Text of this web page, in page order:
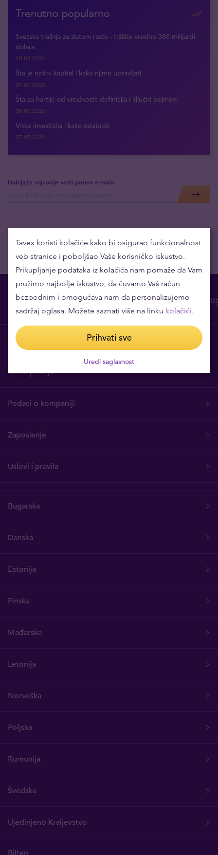
Trenutno popularno
Svetska tražnja za zlatom raste - tržište vredno 380 milijardi
dolara
10.08.2026
Šta je rizični kapital i kako njime upravljati
31.07.2026
Šta su hartije od vrednosti: definicija i ključni pojmovi
30.07.2026
Vrste investicija i kako odabrati
27.07.2026
Dobijajte najnovije vesti putem e-maila
O nama
Česta pitanja
Podaci o kompaniji
Zaposlenje
Uslovi i pravila
Bugarska
Danska
Estonija
Finska
Mađarska
Letonija
Norveška
Poljska
Rumunija
Švedska
Ujedinjeno Kraljevstvo
Tavex koristi kolačiće kako bi osigurao funkcionalnost
veb stranice i poboljšao Vaše korisničko iskustvo.
Prikupljanje podataka iz kolačića nam pomaže da Vam
pružimo najbolje iskustvo, da čuvamo Vaš račun
bezbednim i omogućava nam da personalizujemo
sadržaj oglasa. Možete saznati više na linku kolačići.
Prihvati sve
Uredi saglasnost